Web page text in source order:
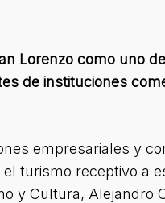
Lorenzo como uno
de instituciones
empresariales y
turismo receptivo a
y Cultura, Alejandro